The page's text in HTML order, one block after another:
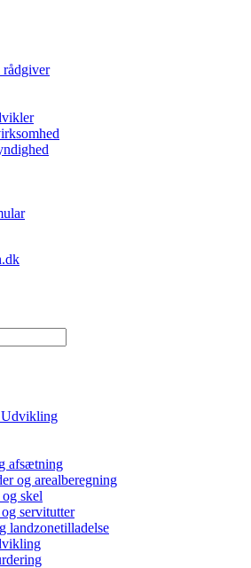
rådgiver
afsætning
og arealberegning
skel
servitutter
landzonetilladelse